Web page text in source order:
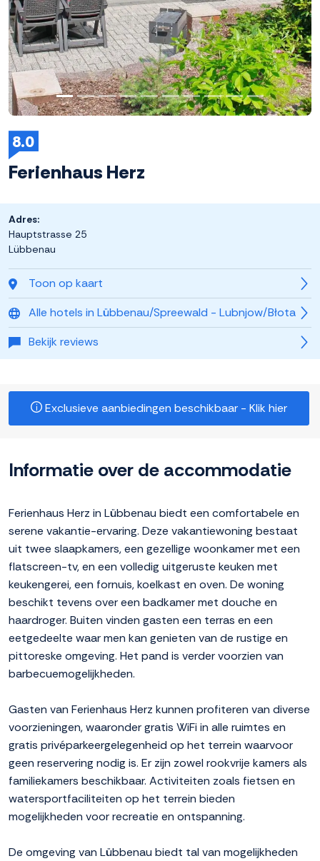
8.0
Ferienhaus Herz
Toon op kaart
Alle hotels in Lübbenau/Spreewald - Lubnjow/Błota
Bekijk reviews
Adres:
Hauptstrasse 25
Lübbenau
Exclusieve aanbiedingen beschikbaar - Klik hier
Informatie over de accommodatie
Ferienhaus Herz in Lübbenau biedt een comfortabele en
serene vakantie-ervaring. Deze vakantiewoning bestaat
uit twee slaapkamers, een gezellige woonkamer met een
flatscreen-tv, en een volledig uitgeruste keuken met
keukengerei, een fornuis, koelkast en oven. De woning
beschikt tevens over een badkamer met douche en
haardroger. Buiten vinden gasten een terras en een
eetgedeelte waar men kan genieten van de rustige en
pittoreske omgeving. Het pand is verder voorzien van
barbecuemogelijkheden.
Gasten van Ferienhaus Herz kunnen profiteren van diverse
voorzieningen, waaronder gratis WiFi in alle ruimtes en
gratis privéparkeergelegenheid op het terrein waarvoor
geen reservering nodig is. Er zijn zowel rookvrije kamers als
familiekamers beschikbaar. Activiteiten zoals fietsen en
watersportfaciliteiten op het terrein bieden
mogelijkheden voor recreatie en ontspanning.
De omgeving van Lübbenau biedt tal van mogelijkheden